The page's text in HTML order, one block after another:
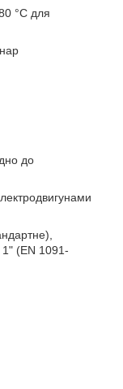
°С для
до
1" (EN 1091-